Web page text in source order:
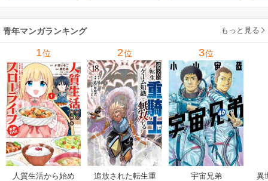
の
れ
メ
青年マンガランキング もっと見る
1位
人質生活から始め
2位
追放された転生重
3位
宇宙兄弟
異